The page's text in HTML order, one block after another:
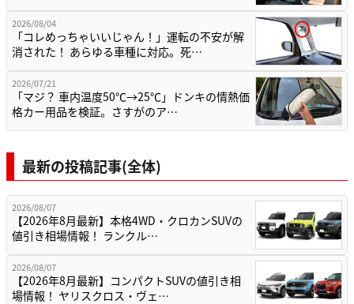
2026/08/04
「コレめっちゃいいじゃん！」運転の不安が解
消された！ あらゆる車種に対応。死…
2026/07/21
「マジ？ 車内温度50℃→25℃」ドンキの情熱価
格カー用品を検証。さすがのア…
最新の投稿記事(全体)
2026/08/07
【2026年8月最新】本格4WD・クロカンSUVの
値引き相場情報！ ランクル…
2026/08/07
【2026年8月最新】コンパクトSUVの値引き相
場情報！ ヤリスクロス・ヴェ…